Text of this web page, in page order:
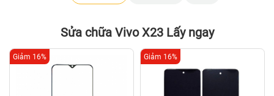
Sửa chữa Vivo X23 Lấy ngay
Giảm 16% Giảm 16%